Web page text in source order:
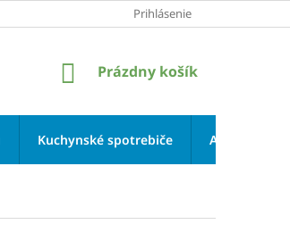
Prihlásenie
NÁKUPNÝ
Prázdny košík
Kuchynské spotrebiče